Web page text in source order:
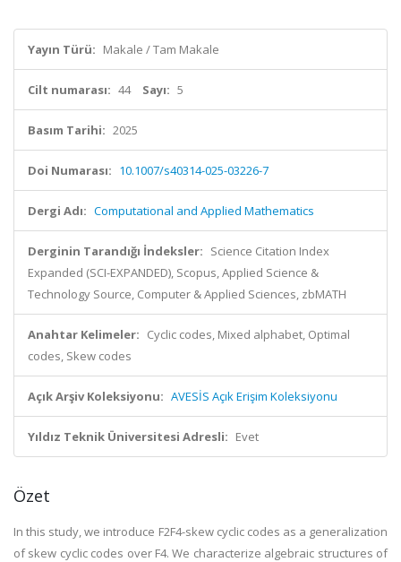
Yayın Türü: Makale / Tam Makale
Cilt numarası: 44 Sayı: 5
Basım Tarihi: 2025
Doi Numarası: 10.1007/s40314-025-03226-7
Dergi Adı: Computational and Applied Mathematics
Derginin Tarandığı İndeksler: Science Citation Index
Expanded (SCI-EXPANDED), Scopus, Applied Science &
Technology Source, Computer & Applied Sciences, zbMATH
Anahtar Kelimeler: Cyclic codes, Mixed alphabet, Optimal
codes, Skew codes
Açık Arşiv Koleksiyonu: AVESİS Açık Erişim Koleksiyonu
Yıldız Teknik Üniversitesi Adresli: Evet
Özet
In this study, we introduce F2F4-skew cyclic codes as a generalization
of skew cyclic codes over F4. We characterize algebraic structures of